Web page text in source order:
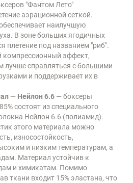
"Фантом Лето"
аэрационной сеткой.
наилучшую
В зоне больших ягодичных
плетение под названием "риб".
компрессионный эффект,
лучше справляться с большими
и поддерживает их в
— Нейлон 6.6 — боксеры
состоят из специального
Нейлон 6.6 (полиамид).
этого материала можно
износостойкость,
и низким температурам, а
Материал устойчив к
и химикатам. Помимо
ткани входит 15% эластана, что